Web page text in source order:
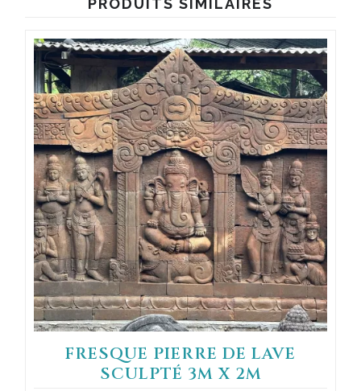
PRODUITS SIMILAIRES
FRESQUE PIERRE DE LAVE
SCULPTÉ 3M X 2M